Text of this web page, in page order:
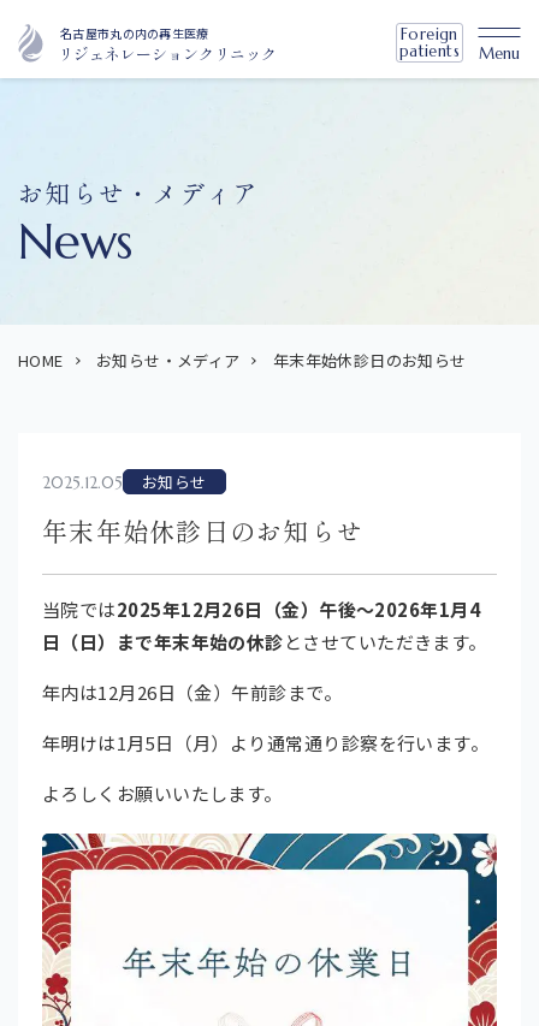
名古屋市丸の内の再生医療
リジェネレーションクリニック
Foreign
patients
Menu
お知らせ・メディア
News
HOME お知らせ・メディア 年末年始休診日のお知らせ
2025.12.05 お知らせ
年末年始休診日のお知らせ
当院では2025年12月26日（金）午後〜2026年1月4
日（日）まで年末年始の休診とさせていただきます。
年内は12月26日（金）午前診まで。
年明けは1月5日（月）より通常通り診察を行います。
よろしくお願いいたします。